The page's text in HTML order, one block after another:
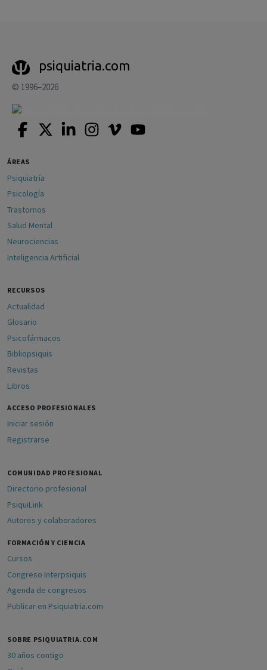
psiquiatria.com
© 1996–2026
ÁREAS
Psiquiatría
Psicología
Trastornos
Salud Mental
Neurociencias
Inteligencia Artificial
RECURSOS
Actualidad
Glosario
Psicofármacos
Bibliopsiquis
Revistas
Libros
ACCESO PROFESIONALES
Iniciar sesión
Registrarse
COMUNIDAD PROFESIONAL
Directorio profesional
PsiquiLink
Autores y colaboradores
FORMACIÓN Y CIENCIA
Cursos
Congreso Interpsiquis
Agenda de congresos
Publicar en Psiquiatria.com
SOBRE PSIQUIATRIA.COM
30 años contigo